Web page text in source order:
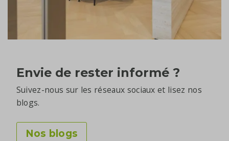
Envie de rester informé ?
Suivez-nous sur les réseaux sociaux et lisez nos
blogs.
Nos blogs